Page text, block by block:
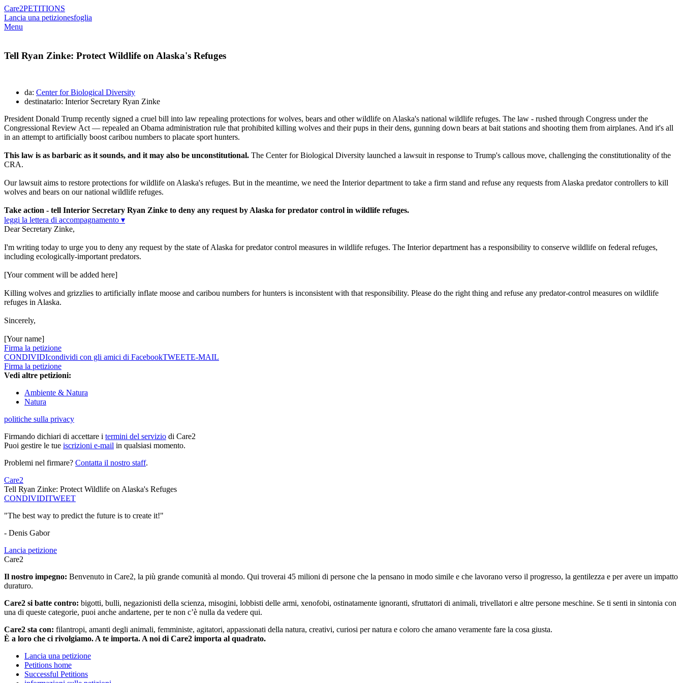
Care2PETITIONS
Lancia una petizionesfoglia
Menu
Tell Ryan Zinke: Protect Wildlife on Alaska's Refuges
da: Center for Biological Diversity
destinatario: Interior Secretary Ryan Zinke
President Donald Trump recently signed a cruel bill into law repealing protections for wolves, bears and other wildlife on Alaska's national wildlife refuges. The law - rushed through Congress under the
Congressional Review Act — repealed an Obama administration rule that prohibited killing wolves and their pups in their dens, gunning down bears at bait stations and shooting them from airplanes. And it's all
in an attempt to artificially boost caribou numbers to placate sport hunters.
This law is as barbaric as it sounds, and it may also be unconstitutional. The Center for Biological Diversity launched a lawsuit in response to Trump's callous move, challenging the constitutionality of the
CRA.
Our lawsuit aims to restore protections for wildlife on Alaska's refuges. But in the meantime, we need the Interior department to take a firm stand and refuse any requests from Alaska predator controllers to kill
wolves and bears on our national wildlife refuges.
Take action - tell Interior Secretary Ryan Zinke to deny any request by Alaska for predator control in wildlife refuges.
leggi la lettera di accompagnamento ▾
Dear Secretary Zinke,
I'm writing today to urge you to deny any request by the state of Alaska for predator control measures in wildlife refuges. The Interior department has a responsibility to conserve wildlife on federal refuges,
including ecologically-important predators.
[Your comment will be added here]
Killing wolves and grizzlies to artificially inflate moose and caribou numbers for hunters is inconsistent with that responsibility. Please do the right thing and refuse any predator-control measures on wildlife
refuges in Alaska.
Sincerely,
[Your name]
Firma la petizione
CONDIVIDIcondividi con gli amici di FacebookTWEETE-MAIL
Firma la petizione
Vedi altre petizioni:
Ambiente & Natura
Natura
politiche sulla privacy
Firmando dichiari di accettare i termini del servizio di Care2
Puoi gestire le tue iscrizioni e-mail in qualsiasi momento.
Problemi nel firmare? Contatta il nostro staff.
Care2
Tell Ryan Zinke: Protect Wildlife on Alaska's Refuges
CONDIVIDITWEET
"The best way to predict the future is to create it!"
- Denis Gabor
Lancia petizione
Care2
Il nostro impegno: Benvenuto in Care2, la più grande comunità al mondo. Qui troverai 45 milioni di persone che la pensano in modo simile e che lavorano verso il progresso, la gentilezza e per avere un impatto
duraturo.
Care2 si batte contro: bigotti, bulli, negazionisti della scienza, misogini, lobbisti delle armi, xenofobi, ostinatamente ignoranti, sfruttatori di animali, trivellatori e altre persone meschine. Se ti senti in sintonia con
una di queste categorie, puoi anche andartene, per te non c’è nulla da vedere qui.
Care2 sta con: filantropi, amanti degli animali, femministe, agitatori, appassionati della natura, creativi, curiosi per natura e coloro che amano veramente fare la cosa giusta.
È a loro che ci rivolgiamo. A te importa. A noi di Care2 importa al quadrato.
Lancia una petizione
Petitions home
Successful Petitions